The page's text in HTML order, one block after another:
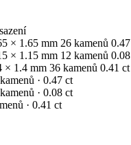
× 1.65 mm 26 kamenů
× 1.15 mm 12 kamenů
× 1.4 mm 36 kamenů 0.41 ct
· 0.47 ct
· 0.08 ct
· 0.41 ct